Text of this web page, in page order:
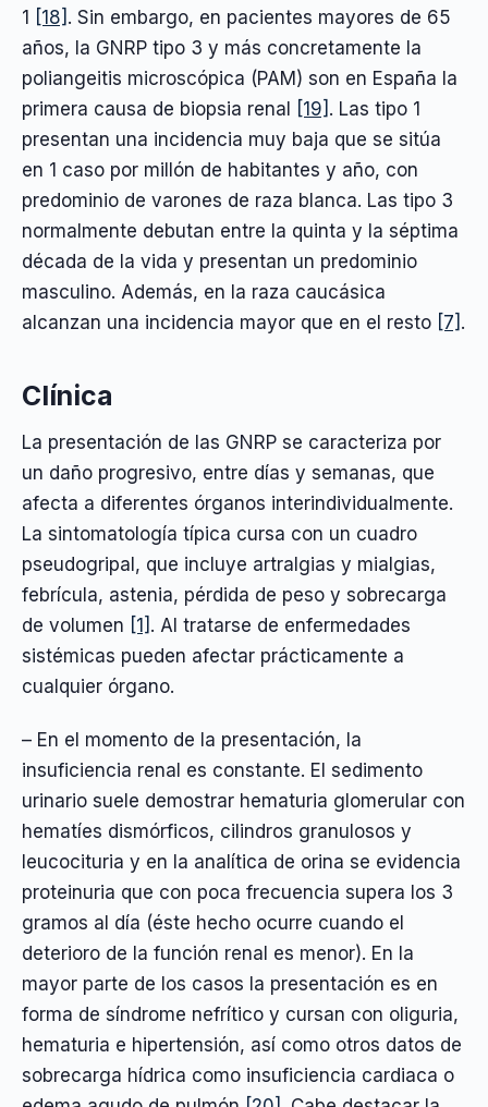
1 [18] . Sin embargo, en pacientes mayores de 65
años, la GNRP tipo 3 y más concretamente la
poliangeitis microscópica (PAM) son en España la
primera causa de biopsia renal
[19] . Las tipo 1
presentan una incidencia muy baja que se sitúa
en 1 caso por millón de habitantes y año, con
predominio de varones de raza blanca. Las tipo 3
normalmente debutan entre la quinta y la séptima
década de la vida y presentan un predominio
masculino. Además, en la raza caucásica
alcanzan una incidencia mayor que en el resto [7] .
Clínica
La presentación de las GNRP se caracteriza por
un daño progresivo, entre días y semanas, que
afecta a diferentes órganos interindividualmente.
La sintomatología típica cursa con un cuadro
pseudogripal, que incluye artralgias y mialgias,
febrícula, astenia, pérdida de peso y sobrecarga
de volumen [1] . Al tratarse de enfermedades
sistémicas pueden afectar prácticamente a
cualquier órgano.
– En el momento de la presentación, la
insuficiencia renal es constante. El sedimento
urinario suele demostrar hematuria glomerular con
hematíes dismórficos, cilindros granulosos y
leucocituria y en la analítica de orina se evidencia
proteinuria que con poca frecuencia supera los 3
gramos al día (éste hecho ocurre cuando el
deterioro de la función renal es menor). En la
mayor parte de los casos la presentación es en
forma de síndrome nefrítico y cursan con oliguria,
hematuria e hipertensión, así como otros datos de
sobrecarga hídrica como insuficiencia cardiaca o